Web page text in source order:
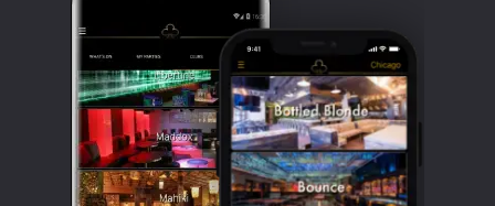
Clubbable
sociala
konton